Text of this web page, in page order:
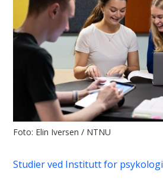
Foto: Elin Iversen / NTNU
Studier ved Institutt for psykologi